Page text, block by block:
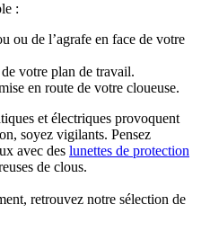
:
ou de l’agrafe en face de votre
votre plan de travail.
en route de votre cloueuse.
et électriques provoquent
soyez vigilants. Pensez
avec des lunettes de protection
de clous.
retrouvez notre sélection de